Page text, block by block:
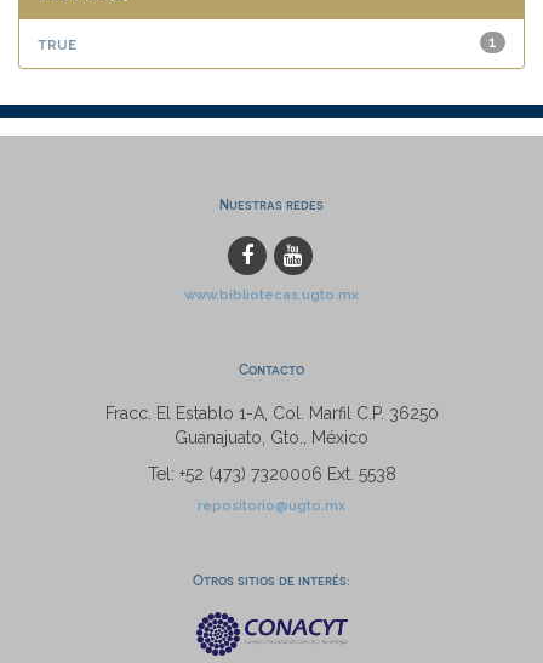
1
true
Nuestras redes
www.bibliotecas.ugto.mx
Contacto
Fracc. El Establo 1-A, Col. Marfil C.P. 36250
Guanajuato, Gto., México
Tel: +52 (473) 7320006 Ext. 5538
repositorio@ugto.mx
Otros sitios de interés: